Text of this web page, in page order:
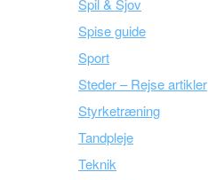
Spil & Sjov
Spise guide
Sport
Steder – Rejse artikler
Styrketræning
Tandpleje
Teknik